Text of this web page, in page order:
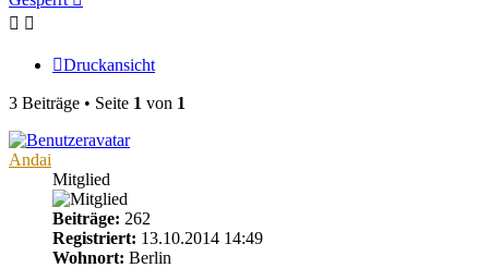
Druckansicht
3 Beiträge • Seite 1 von 1
Andai
Mitglied
Beiträge: 262
Registriert: 13.10.2014 14:49
Wohnort: Berlin